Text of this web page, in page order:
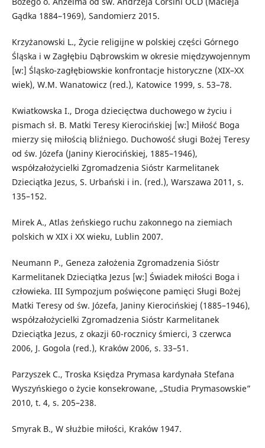
Gądka 1884–1969), Sandomierz 2015.
Krzyżanowski L., Życie religijne w polskiej części Górnego
Śląska i w Zagłębiu Dąbrowskim w okresie międzywojennym
[w:] Śląsko-zagłębiowskie konfrontacje historyczne (XIX–XX
wiek), W.M. Wanatowicz (red.), Katowice 1999, s. 53–78.
Kwiatkowska I., Droga dziecięctwa duchowego w życiu i
pismach sł. B. Matki Teresy Kierocińskiej [w:] Miłość Boga
mierzy się miłością bliźniego. Duchowość sługi Bożej Teresy
od św. Józefa (Janiny Kierocińskiej, 1885–1946),
współzałożycielki Zgromadzenia Sióstr Karmelitanek
Dzieciątka Jezus, S. Urbański i in. (red.), Warszawa 2011, s.
135–152.
Mirek A., Atlas żeńskiego ruchu zakonnego na ziemiach
polskich w XIX i XX wieku, Lublin 2007.
Neumann P., Geneza założenia Zgromadzenia Sióstr
Karmelitanek Dzieciątka Jezus [w:] Świadek miłości Boga i
człowieka. III Sympozjum poświęcone pamięci Sługi Bożej
Matki Teresy od św. Józefa, Janiny Kierocińskiej (1885–1946),
współzałożycielki Zgromadzenia Sióstr Karmelitanek
Dzieciątka Jezus, z okazji 60-rocznicy śmierci, 3 czerwca
2006, J. Gogola (red.), Kraków 2006, s. 33–51.
Parzyszek C., Troska Księdza Prymasa kardynała Stefana
Wyszyńskiego o życie konsekrowane, „Studia Prymasowskie”
2010, t. 4, s. 205–238.
Smyrak B., W służbie miłości, Kraków 1947.